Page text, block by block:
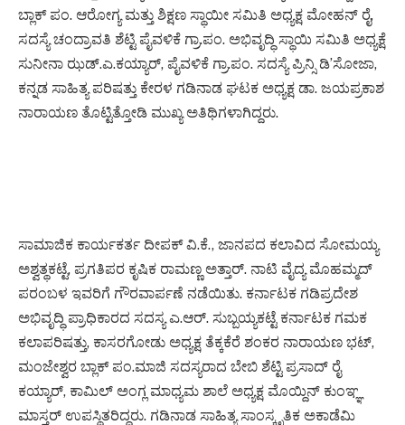
ಬ್ಲಾಕ್ ಪಂ. ಆರೋಗ್ಯ ಮತ್ತು ಶಿಕ್ಷಣ ಸ್ಥಾಯೀ ಸಮಿತಿ ಅಧ್ಯಕ್ಷ ಮೋಹನ್ ರೈ,
ಸದಸ್ಯೆ ಚಂದ್ರಾವತಿ ಶೆಟ್ಟಿ ಪೈವಳಿಕೆ ಗ್ರಾ.ಪಂ. ಅಭಿವೃದ್ಧಿ ಸ್ಥಾಯಿ ಸಮಿತಿ ಅಧ್ಯಕ್ಷೆ
ಸುನೀನಾ ಝಡ್.ಎ.ಕಯ್ಯಾರ್, ಪೈವಳಿಕೆ ಗ್ರಾ.ಪಂ. ಸದಸ್ಯೆ ಪ್ರಿನ್ಸಿ ಡಿ’ಸೋಜಾ,
ಕನ್ನಡ ಸಾಹಿತ್ಯ ಪರಿಷತ್ತು ಕೇರಳ ಗಡಿನಾಡ ಘಟಕ ಅಧ್ಯಕ್ಷ ಡಾ. ಜಯಪ್ರಕಾಶ
ನಾರಾಯಣ ತೊಟ್ಟಿತ್ತೋಡಿ ಮುಖ್ಯ ಅತಿಥಿಗಳಾಗಿದ್ದರು.
ಸಾಮಾಜಿಕ ಕಾರ್ಯಕರ್ತ ದೀಪಕ್ ವಿ.ಕೆ., ಜಾನಪದ ಕಲಾವಿದ ಸೋಮಯ್ಯ
ಅಶ್ವತ್ಥಕಟ್ಟೆ, ಪ್ರಗತಿಪರ ಕೃಷಿಕ ರಾಮಣ್ಣ ಅತ್ತಾರ್. ನಾಟಿ ವೈದ್ಯ ಮೊಹಮ್ಮದ್
ಪರಂಬಳ ಇವರಿಗೆ ಗೌರವಾರ್ಪಣೆ ನಡೆಯಿತು. ಕರ್ನಾಟಕ ಗಡಿಪ್ರದೇಶ
ಅಭಿವೃದ್ಧಿ ಪ್ರಾಧಿಕಾರದ ಸದಸ್ಯ ಎ.ಆರ್. ಸುಬ್ಬಯ್ಯಕಟ್ಟೆ ಕರ್ನಾಟಕ ಗಮಕ
ಕಲಾಪರಿಷತ್ತು, ಕಾಸರಗೋಡು ಅಧ್ಯಕ್ಷ ತೆಕ್ಕಕೆರೆ ಶಂಕರ ನಾರಾಯಣ ಭಟ್,
ಮಂಜೇಶ್ವರ ಬ್ಲಾಕ್ ಪಂ.ಮಾಜಿ ಸದಸ್ಯರಾದ ಬೇಬಿ ಶೆಟ್ಟಿ ಪ್ರಸಾದ್ ರೈ
ಕಯ್ಯಾರ್, ಕಾಮಿಲ್ ಅಂಗ್ಲ ಮಾಧ್ಯಮ ಶಾಲೆ ಅಧ್ಯಕ್ಷ ಮೊಯ್ದಿನ್ ಕುಂಞ್ಞ
ಮಾಸ್ತರ್ ಉಪಸ್ಥಿತರಿದ್ದರು. ಗಡಿನಾಡ ಸಾಹಿತ್ಯ ಸಾಂಸ್ಕೃತಿಕ ಅಕಾಡೆಮಿ